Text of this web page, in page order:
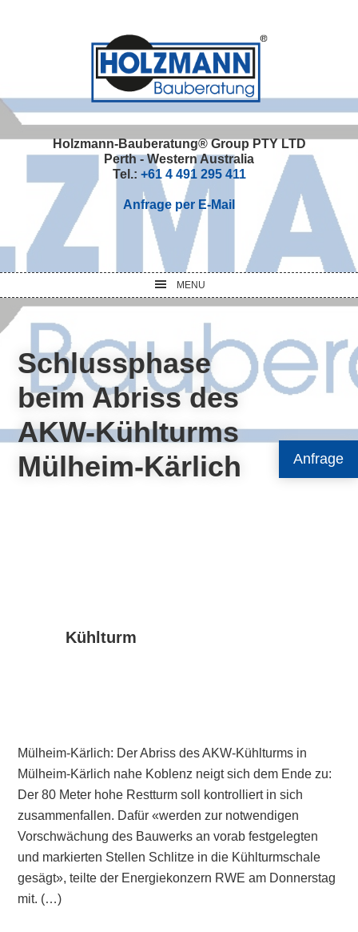
Anfrage
Holzmann-Bauberatung® Group PTY LTD
Perth - Western Australia
Tel.: +61 4 491 295 411
Anfrage per E-Mail
MENU
Schlussphase
beim Abriss des
AKW-Kühlturms
Mülheim-Kärlich
Kühlturm
Mülheim-Kärlich: Der Abriss des AKW-Kühlturms in
Mülheim-Kärlich nahe Koblenz neigt sich dem Ende zu:
Der 80 Meter hohe Restturm soll kontrolliert in sich
zusammenfallen. Dafür «werden zur notwendigen
Vorschwächung des Bauwerks an vorab festgelegten
und markierten Stellen Schlitze in die Kühlturmschale
gesägt», teilte der Energiekonzern RWE am Donnerstag
mit. (…)